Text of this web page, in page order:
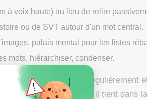
à voix haute) au lieu de relire
ou de SVT autour d'un mot central.
palais mental pour les listes
mots, hiérarchiser, condenser.
c'est de les appliquer régulièrement
; accompagné, il tient dans